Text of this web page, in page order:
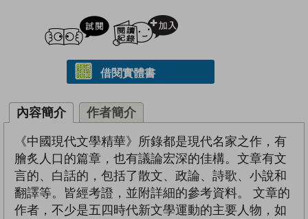
試閲
借閱實體書
內容簡介 作者簡介
《中國現代文學精華》所錄都是現代名家之作，有
膾炙人口的篇章，也有議論宏深的佳構。文章有文
言的、白話的，包括了散文、政論、詩歌、小說和
翻譯等。皆經考證，並附詳細的參考資料。 文章的
作者，不少是五四時代新文學運動的主要人物，如